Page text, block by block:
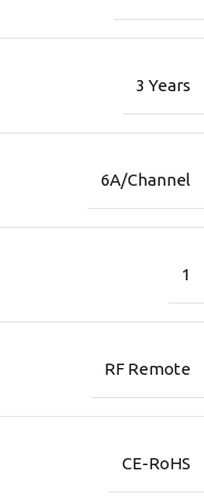
3 Years
6A/Channel
1
RF Remote
CE-RoHS